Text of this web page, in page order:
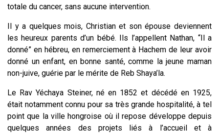
totale du cancer, sans aucune intervention.
Il y a quelques mois, Christian et son épouse deviennent
les heureux parents d’un bébé. Ils l’appellent Nathan, “Il a
donné” en hébreu, en remerciement à Hachem de leur avoir
donné un enfant, en bonne santé, comme la jeune maman
non-juive, guérie par le mérite de Reb Shaya’la.
Le Rav Yéchaya Steiner, né en 1852 et décédé en 1925,
était notamment connu pour sa très grande hospitalité, à tel
point que la ville hongroise où il repose développe depuis
quelques années des projets liés à l’accueil et à